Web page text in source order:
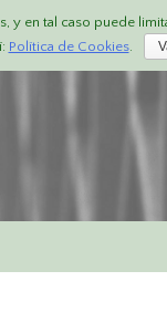
y en tal caso puede
Política de Cookies.